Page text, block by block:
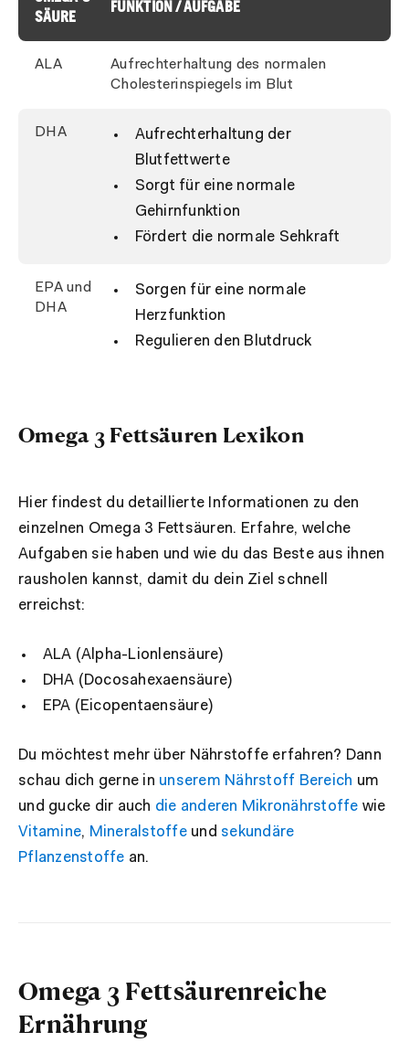
SÄURE
FUNKTION / AUFGABE
ALA
Aufrechterhaltung des normalen
Cholesterinspiegels im Blut
DHA
Aufrechterhaltung der
Blutfettwerte
Sorgt für eine normale
Gehirnfunktion
Fördert die normale Sehkraft
EPA und
DHA
Sorgen für eine normale
Herzfunktion
Regulieren den Blutdruck
Omega 3 Fettsäuren Lexikon
Hier findest du detaillierte Informationen zu den
einzelnen Omega 3 Fettsäuren. Erfahre, welche
Aufgaben sie haben und wie du das Beste aus ihnen
rausholen kannst, damit du dein Ziel schnell
erreichst:
ALA (Alpha-Lionlensäure)
DHA (Docosahexaensäure)
EPA (Eicopentaensäure)
Du möchtest mehr über Nährstoffe erfahren? Dann
schau dich gerne in unserem Nährstoff Bereich um
und gucke dir auch die anderen Mikronährstoffe wie
Vitamine, Mineralstoffeund sekundäre
Pflanzenstoffe an.
Omega 3 Fettsäurenreiche
Ernährung